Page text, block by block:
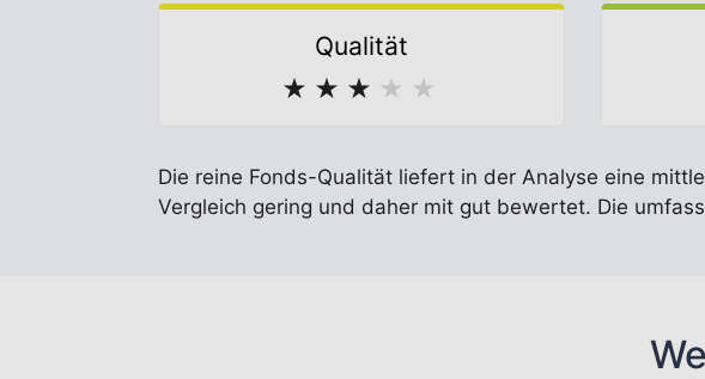
Qualität
★ ★ ★ ★ ★
Die reine Fonds-Qualität liefert in der Analyse eine
Vergleich gering und daher mit gut bewertet. Die